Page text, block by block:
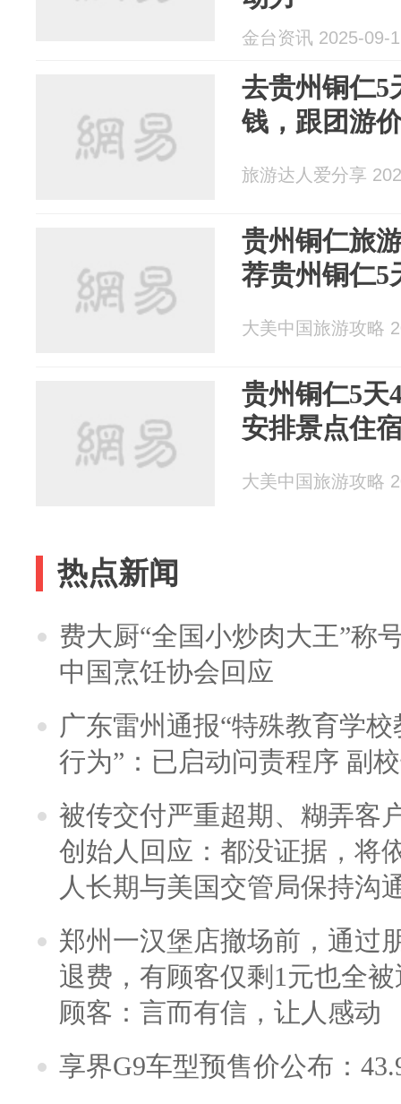
金台资讯 2025-09-
去贵州铜仁5
钱，跟团游
旅游达人爱分享
贵州铜仁旅
荐贵州铜仁5
大美中国旅游攻略
贵州铜仁5天
安排景点住
大美中国旅游攻略
热点新闻
费大厨“全国小炒肉大王”称
中国烹饪协会回应
广东雷州通报“特殊教育学
行为”：已启动问责程序 副
被传交付严重超期、糊弄客
创始人回应：都没证据，将
人长期与美国交管局保持沟
郑州一汉堡店撤场前，通过
退费，有顾客仅剩1元也全
顾客：言而有信，让人感动
享界G9车型预售价公布：